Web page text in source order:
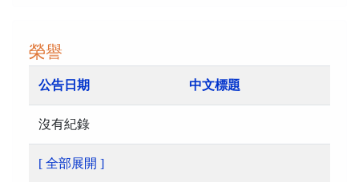
榮譽
公告日期 中文標題
沒有紀錄
[ 全部展開 ]